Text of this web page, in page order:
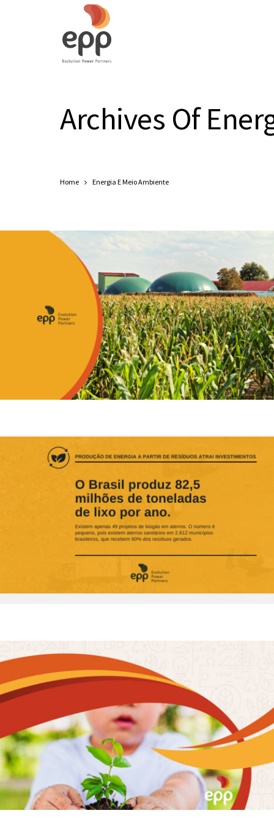
Archives Of
Home Energia E Meio Ambiente